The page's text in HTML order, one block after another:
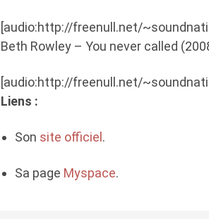
[audio:http://freenull.net/
Beth Rowley – You never called
[audio:http://freenull.net/
Liens :
Son site officiel.
Sa page Myspace.